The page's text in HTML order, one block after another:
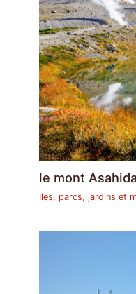
le mont
Iles, parcs, jardins et